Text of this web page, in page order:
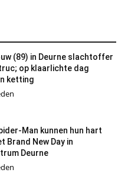
(89) in Deurne slachtoffer
op klaarlichte dag
ketting
Man kunnen hun hart
Brand New Day in
Deurne